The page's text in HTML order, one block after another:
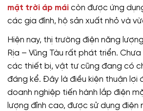
mặt trời áp mái còn được ứng
các gia đình, hộ sản xuất nhỏ và
Hiện nay, thị trường điện năng
Rịa – Vũng Tàu rất phát triển.
các thiết bị, vật tư cũng đang có
đáng kể. Đây là điều kiện thuận lợi
doanh nghiệp tiến hành lắp điện
lượng đỉnh cao, được sử dụng điện